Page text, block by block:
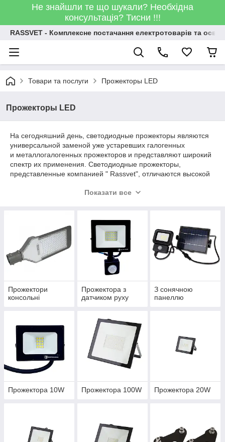
Не знайшли те що шукали? Необхідна
консультація? Тисни !!!
RASSVET - Комплексне постачання електротоварів та
Товари та послуги Прожекторы LED
Прожекторы LED
На сегодняшний день, светодиодные прожекторы являются
универсальной заменой уже устаревших галогенных
и металлогалогенных прожекторов и представляют широкий
спектр их применения. Светодиодные прожекторы,
представленные компанией " Rassvet", отличаются высокой
надежностью и долгим сроком службы, что делает их
Показати все
Прожектори
консольні
Прожектора з
датчиком руху
З сонячною
панеллю
Прожектора 10W Прожектора 100W Прожектора 20W